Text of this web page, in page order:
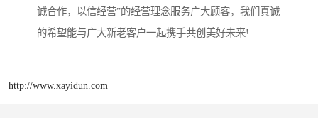
诚合作，以信经营”的经营理念服务广大顾客，我们真诚
的希望能与广大新老客户一起携手共创美好未来!
http://www.xayidun.com